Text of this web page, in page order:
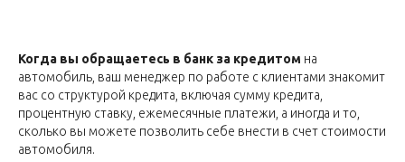
Когда вы обращаетесь в банк за кредитом на
автомобиль, ваш менеджер по работе с клиентами знакомит
вас со структурой кредита, включая сумму кредита,
процентную ставку, ежемесячные платежи, а иногда и то,
сколько вы можете позволить себе внести в счет стоимости
автомобиля.